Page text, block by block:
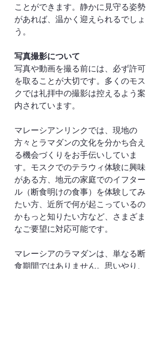
ことができます。静かに見守る姿勢
があれば、温かく迎えられるでしょ
う。
写真撮影について
写真や動画を撮る前には、必ず許可
を取ることが大切です。多くのモス
クでは礼拝中の撮影は控えるよう案
内されています。
マレーシアンリンクでは、現地の
方々とラマダンの文化を分かち合え
る機会づくりをお手伝いしていま
す。モスクでのテラウィ体験に興味
がある方、地元の家庭でのイフター
ル（断食明けの食事）を体験してみ
たい方、近所で何が起こっているの
かもっと知りたい方など、さまざま
なご要望に対応可能です。
マレーシアのラマダンは、単なる断
食期間ではありません。思いやり、